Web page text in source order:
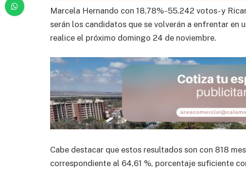
Marcela Hernando con 18,78% -55.242 votos- y
serán los candidatos que se volverán a enfrentar en
realice el próximo domingo 24 de noviembre.
Cabe destacar que estos resultados son con 818
correspondiente al 64,61 %, porcentaje suficiente